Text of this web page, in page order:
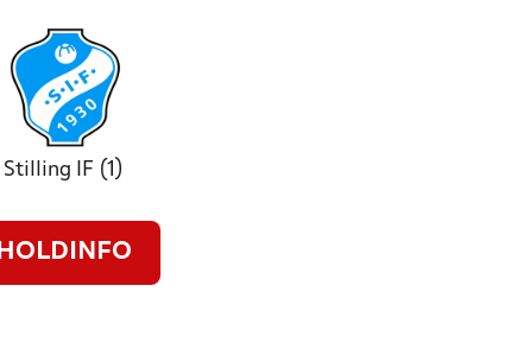
Stilling IF (1)
HOLDINFO